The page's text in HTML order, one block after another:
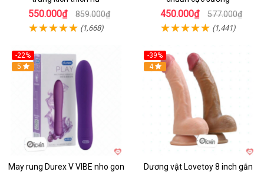
550.000₫ 859.000₫
(1,668)
450.000₫ 577.000₫
(1,441)
-22%
Hot
5
May rung Durex V VIBE nho gon
-39%
Hot
4
Dương vật Lovetoy 8 inch gắn